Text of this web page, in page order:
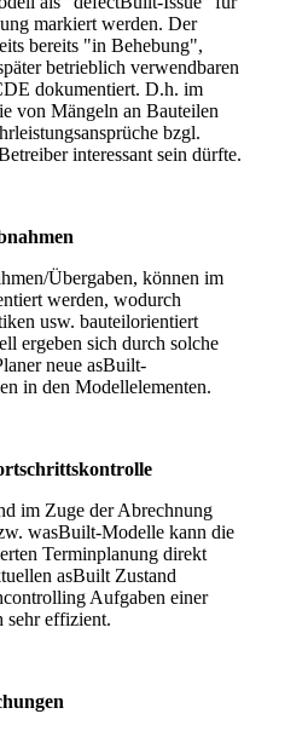
markiert werden. Der
bereits "in Behebung",
betrieblich verwendbaren
dokumentiert. D.h. im
von Mängeln an Bauteilen
bzgl.
interessant sein dürfte.
Übergaben, können im
werden, wodurch
usw. bauteilorientiert
ergeben sich durch solche
neue asBuilt-
in den Modellelementen.
im Zuge der Abrechnung
wasBuilt-Modelle kann die
Terminplanung direkt
asBuilt Zustand
Aufgaben einer
sehr effizient.